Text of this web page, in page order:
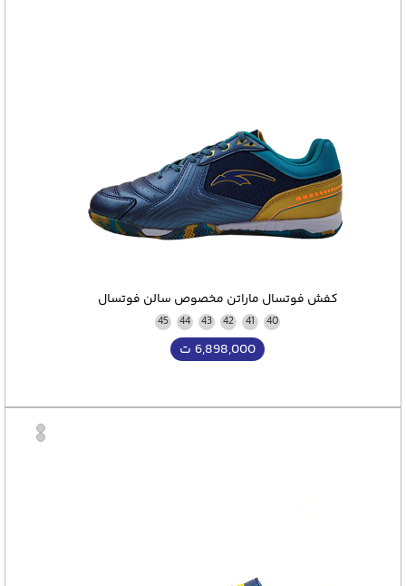
کفش فوتسال ماراتن مخصوص سالن فوتسال
40
41
42
43
44
45
6,898,000 ت